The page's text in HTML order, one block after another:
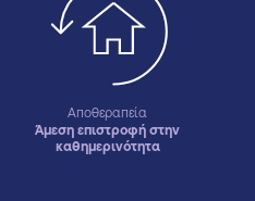
Αποθεραπεία
Άμεση επιστροφή στην
καθημερινότητα